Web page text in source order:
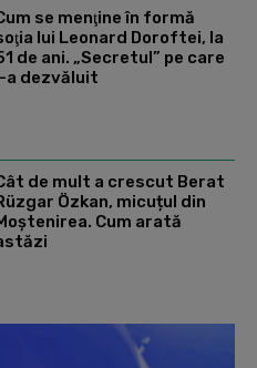
se menţine în formă
lui Leonard Doroftei, la
de ani. „Secretul” pe care
a dezvăluit
de mult a crescut Berat
Özkan, micuțul din
Cum arată